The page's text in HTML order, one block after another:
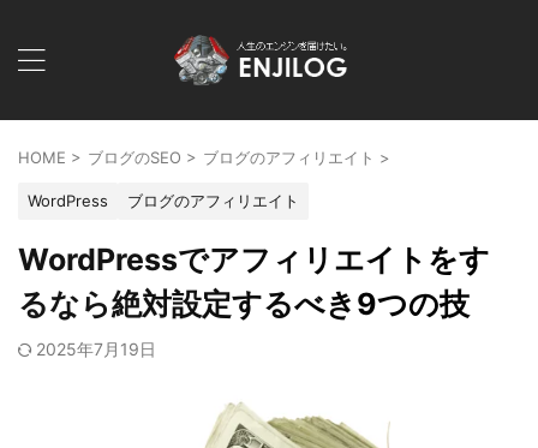
HOME > ブログのSEO > ブログのアフィリエイト >
WordPress ブログのアフィリエイト
WordPressでアフィリエイトをす
るなら絶対設定するべき9つの技
2025年7月19日